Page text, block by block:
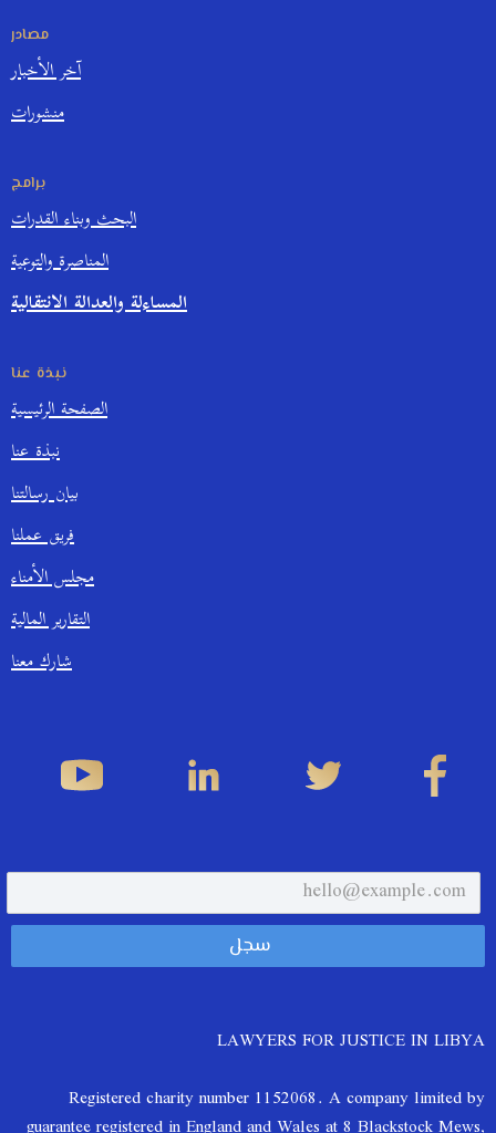
مصادر
آخر الأخبار
منشورات
برامج
البحث وبناء القدرات
المناصرة والتوعية
المساءلة والعدالة الانتقالية
نبذة عنا
الصفحة الرئيسية
نبذة عنا
بيان رسالتنا
فريق عملنا
مجلس الأمناء
التقارير المالية
شارك معنا
LAWYERS FOR JUSTICE IN LIBYA
Registered charity number 1152068. A company limited by